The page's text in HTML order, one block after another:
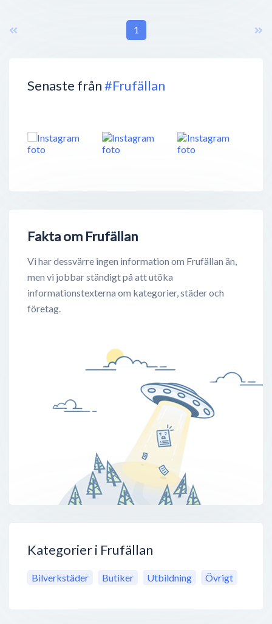
Senaste från#Frufällan
Fakta om Frufällan
Vi har dessvärre ingen information om Frufällan än,
men vi jobbar ständigt på att utöka
informationstexterna om kategorier, städer och
företag.
Kategorier i Frufällan
Bilverkstäder Butiker Utbildning Övrigt
1